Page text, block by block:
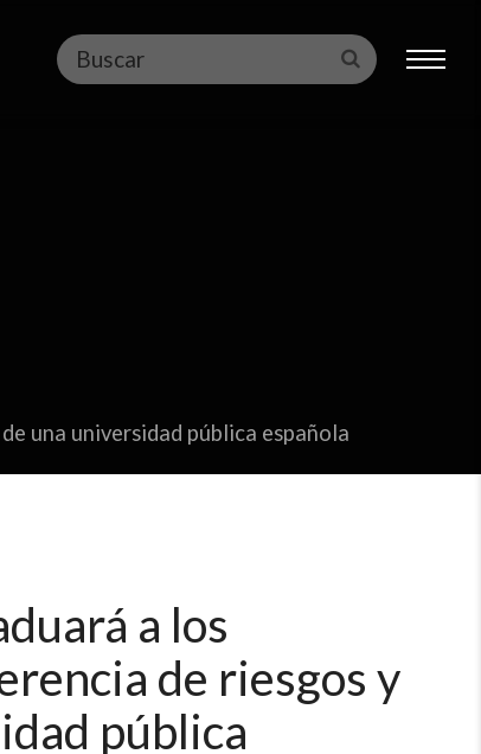
Buscar Enviar
una universidad pública española
a los
de riesgos y
pública